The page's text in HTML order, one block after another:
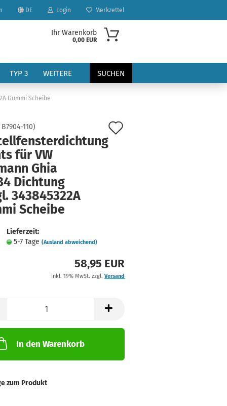
DE Login Merkzettel
Ihr Warenkorb
0,00 EUR
TYP 3 SUCHEN
WEITERE
Gummi Scheibe
B7904-110)
für VW
Ghia
Dichtung
343845322A
Scheibe
Lieferzeit:
5-7 Tage (Ausland abweichend)
58,95 EUR
inkl. 19% MwSt. zzgl. Versand
In den Warenkorb
zum Produkt